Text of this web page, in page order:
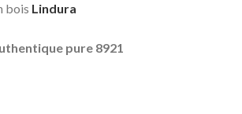
bois Lindura
pure 8921